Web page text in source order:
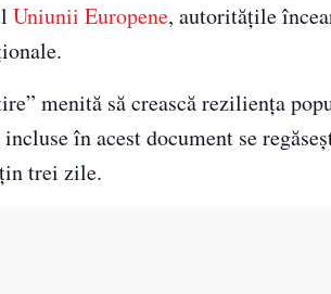
Uniunii Europene, autoritățile
menită să crească reziliența
în acest document se
trei zile.